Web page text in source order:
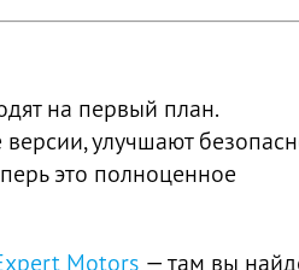
на первый план.
улучшают
это полноценное
Motors — там вы